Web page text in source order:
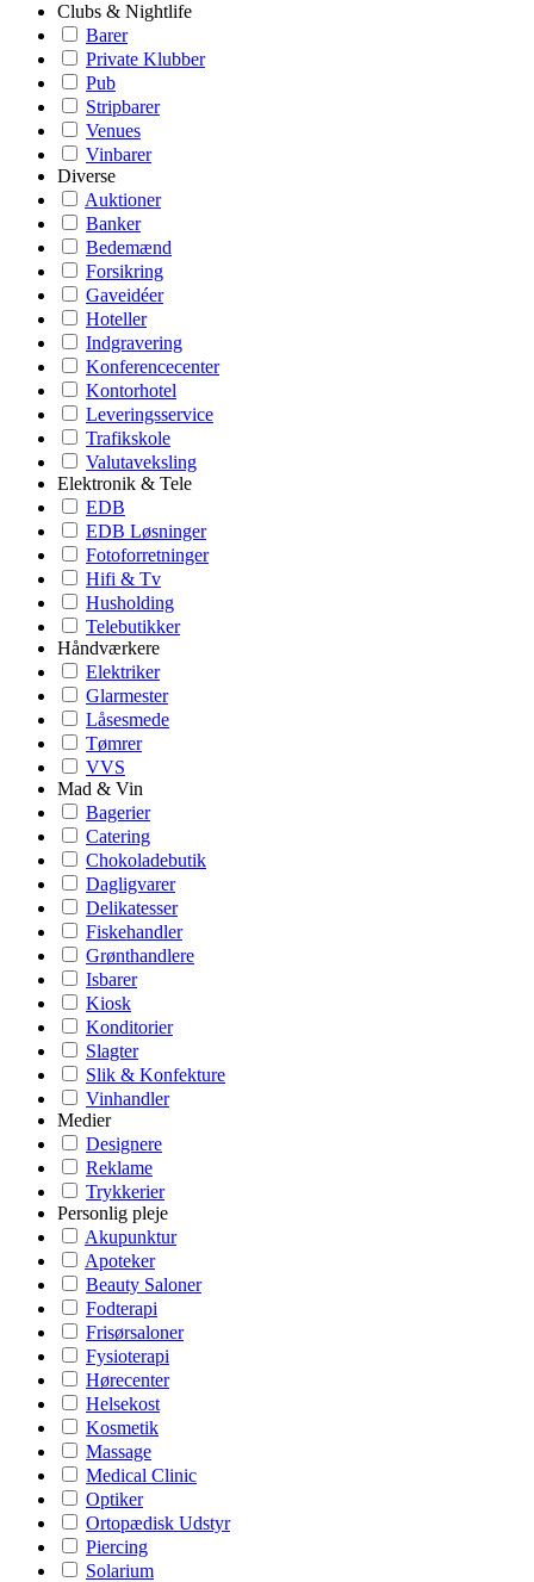
Clubs & Nightlife
Barer
Private Klubber
Pub
Stripbarer
Venues
Vinbarer
Diverse
Auktioner
Banker
Bedemænd
Forsikring
Gaveidéer
Hoteller
Indgravering
Konferencecenter
Kontorhotel
Leveringsservice
Trafikskole
Valutaveksling
Elektronik & Tele
EDB
EDB Løsninger
Fotoforretninger
Hifi & Tv
Husholding
Telebutikker
Håndværkere
Elektriker
Glarmester
Låsesmede
Tømrer
VVS
Mad & Vin
Bagerier
Catering
Chokoladebutik
Dagligvarer
Delikatesser
Fiskehandler
Grønthandlere
Isbarer
Kiosk
Konditorier
Slagter
Slik & Konfekture
Vinhandler
Medier
Designere
Reklame
Trykkerier
Personlig pleje
Akupunktur
Apoteker
Beauty Saloner
Fodterapi
Frisørsaloner
Fysioterapi
Hørecenter
Helsekost
Kosmetik
Massage
Medical Clinic
Optiker
Ortopædisk Udstyr
Piercing
Solarium